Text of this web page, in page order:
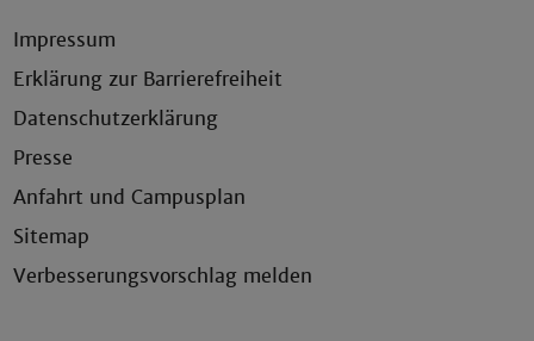
Impressum
Erklärung zur Barrierefreiheit
Datenschutzerklärung
Presse
Anfahrt und Campusplan
Sitemap
Verbesserungsvorschlag melden